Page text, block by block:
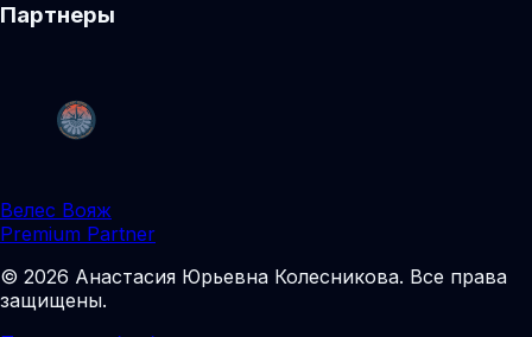
Партнеры
Велес Вояж
Premium Partner
© 2026 Анастасия Юрьевна Колесникова. Все права
защищены.